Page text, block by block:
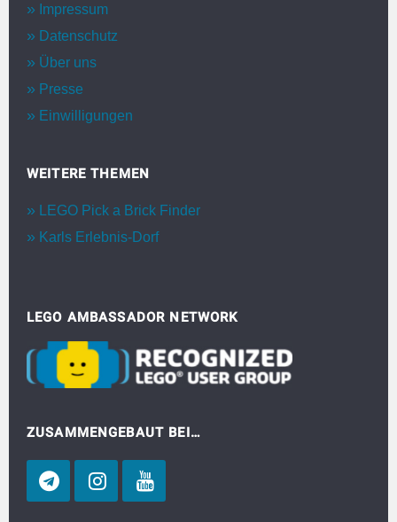
Impressum
Datenschutz
Über uns
Presse
Einwilligungen
WEITERE THEMEN
LEGO Pick a Brick Finder
Karls Erlebnis-Dorf
LEGO AMBASSADOR NETWORK
ZUSAMMENGEBAUT BEI…